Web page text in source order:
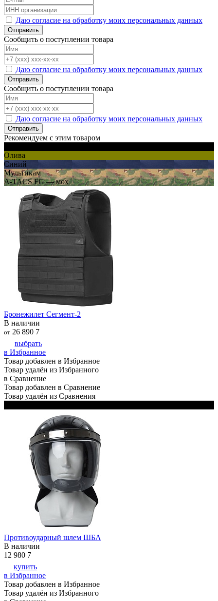
Даю согласие на обработку моих персональных данных
Отправить
Сообщить о поступлении товара
Даю согласие на обработку моих персональных данных
Отправить
Сообщить о поступлении товара
Даю согласие на обработку моих персональных данных
Отправить
Рекомендуем с этим товаром
Олива
Синий
Мультикам
A-TACS FG — мох
Бронежилет Сегмент-2
В наличии
от 26 890 7
выбрать
в Избранное
Товар добавлен в Избранное
Товар удалён из Избранного
в Сравнение
Товар добавлен в Сравнение
Товар удалён из Сравнения
Противоударный шлем ШБА
В наличии
12 980 7
купить
в Избранное
Товар добавлен в Избранное
Товар удалён из Избранного